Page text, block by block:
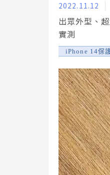
2022.11.12
出眾外型、
實測
iPhone 14保